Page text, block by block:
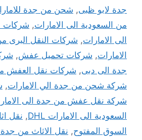
جدة لابو ظبى, شحن من جدة
من السعودية الى الامارات, شركات
الى الامارات, شركات النقل البرى
الامارات, شركات تحميل عفش,
جدة الى دبى, شركات نقل العفش
شركة شحن من جدة الي الامارات,
شركة نقل عفش من جدة الى
السعودية الى الامارات DHL
, نقل
السوق المفتوح, نقل الاثاث من جدة